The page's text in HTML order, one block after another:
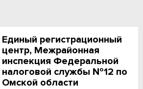
Единый регистрационный
центр, Межрайонная
инспекция Федеральной
налоговой службы №12 по
Омской области